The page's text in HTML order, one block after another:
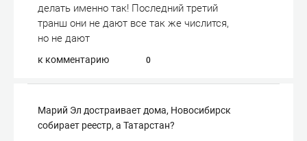
делать именно так! Последний третий
транш они не дают все так же числится,
но не дают
к комментарию 0
Марий Эл достраивает дома, Новосибирск
собирает реестр, а Татарстан?